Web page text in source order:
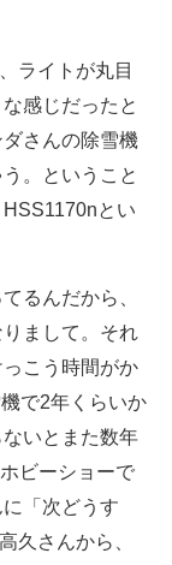
ライトが丸目
感じだったと
さんの除雪機
。ということ
とい
るんだから、
まして。それ
こう時間がか
で2年くらいか
いとまた数年
ビーショーで
「次どうす
久さんから、